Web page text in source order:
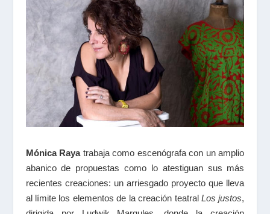
Mónica Rayatrabaja como escenógrafa con un amplio
abanico de propuestas como lo atestiguan sus más
recientes creaciones: un arriesgado proyecto que lleva
al límite los elementos de la creación teatral Los justos,